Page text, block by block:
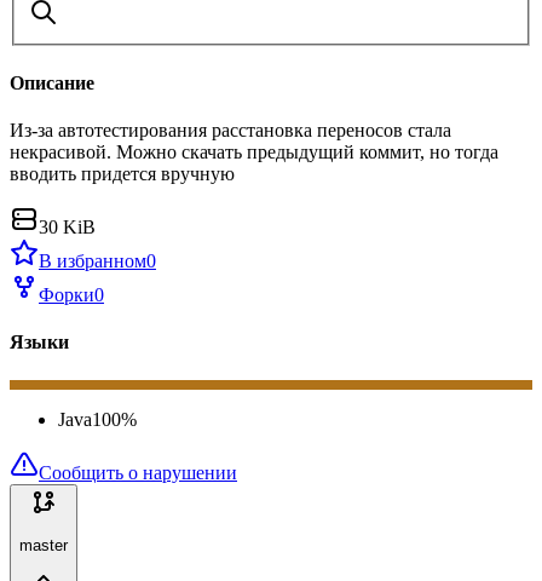
Описание
Из-за автотестирования расстановка переносов стала
некрасивой. Можно скачать предыдущий коммит, но тогда
вводить придется вручную
30 KiB
В избранном0
Форки0
Языки
Java100%
Сообщить о нарушении
master